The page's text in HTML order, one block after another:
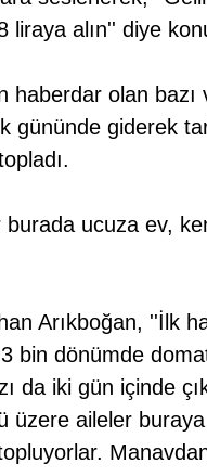
liraya alın'' diye
haberdar olan bazı
gününde giderek
burada ucuza ev,
Arıkboğan, ''İlk
3 bin dönümde
da iki gün içinde
üzere aileler